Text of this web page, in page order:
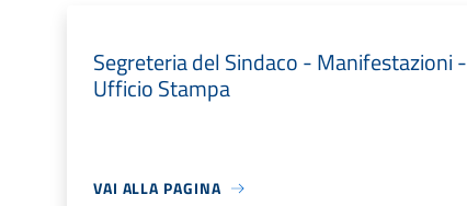
Segreteria del Sindaco - Manifestazioni -
Ufficio Stampa
VAI ALLA PAGINA